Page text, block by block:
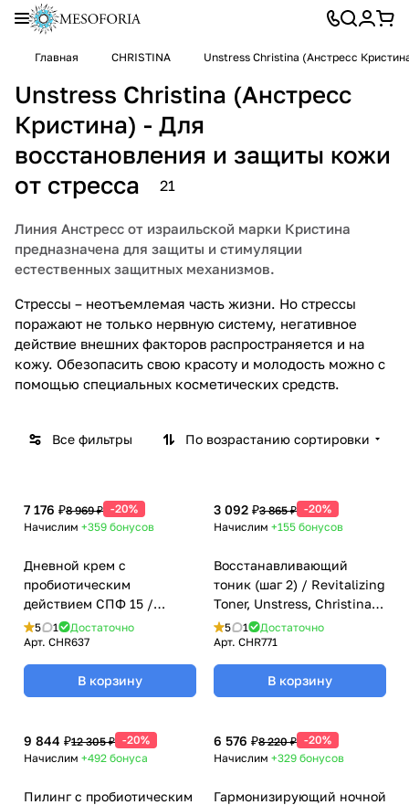
Главная CHRISTINA Unstress Christina (Анстресс
Unstress Christina (Анстресс
Кристина) - Для
восстановления и защиты кожи
от стресса
21
Линия Анстресс от израильской марки Кристина
предназначена для защиты и стимуляции
естественных защитных механизмов.
Стрессы – неотъемлемая часть жизни. Но стрессы
поражают не только нервную систему, негативное
действие внешних факторов распространяется и на
кожу. Обезопасить свою красоту и молодость можно с
помощью специальных косметических средств.
Все фильтры По возрастанию сортировки
7 176 ₽8 969 ₽ -20%
Начислим +359 бонусов
Дневной крем с
пробиотическим
действием СПФ 15 /
Probiotic Day Cream SPF
15, Unstress, Christina
(Кристина) - 50 мл
5 1
Достаточно
Арт. CHR637
В корзину
3 092 ₽3 865 ₽ -20%
Начислим +155 бонусов
Восстанавливающий
тоник (шаг 2) / Revitalizing
Toner, Unstress, Christina
(Кристина) - 300 мл
5 1
Достаточно
Арт. CHR771
В корзину
9 844 ₽12 305 ₽ -20%
Начислим +492 бонуса
Пилинг с пробиотическим
6 576 ₽8 220 ₽ -20%
Начислим +329 бонусов
Гармонизирующий ночной